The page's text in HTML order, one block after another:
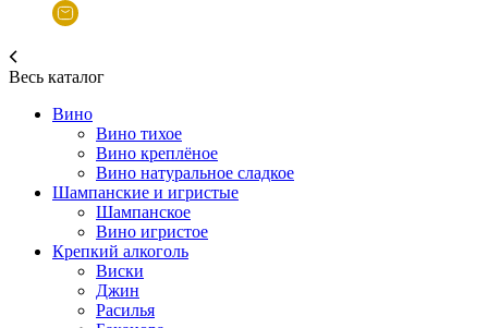
Весь каталог
Вино
Вино тихое
Вино креплёное
Вино натуральное сладкое
Шампанские и игристые
Шампанское
Вино игристое
Крепкий алкоголь
Виски
Джин
Расилья